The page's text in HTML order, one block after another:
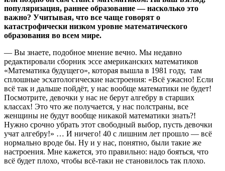
популяризация, раннее образование — насколько это
важно? Учитывая, что все чаще говорят о
катастрофически низком уровне математического
образования во всем мире.
— Вы знаете, подобное мнение вечно. Мы недавно
редактировали сборник эссе американских математиков
«Математика будущего», которая вышла в 1981 году, там
сплошные эсхатологические настроения: «Всё ужасно! Если
всё так и дальше пойдёт, у нас вообще математики не будет!
Посмотрите, девочки у нас не берут алгебру в старших
классах! Это что же получается, у нас полстраны, все
женщины не будут вообще никакой математики знать?!
Нужно срочно убрать этот свободный выбор, пусть девочки
учат алгебру!» … И ничего! 40 с лишним лет прошло — всё
нормально вроде бы. Ну и у нас, понятно, были такие же
настроения. Мне кажется, это правильно: надо бояться, что
всё будет плохо, чтобы всё-таки не становилось так плохо.